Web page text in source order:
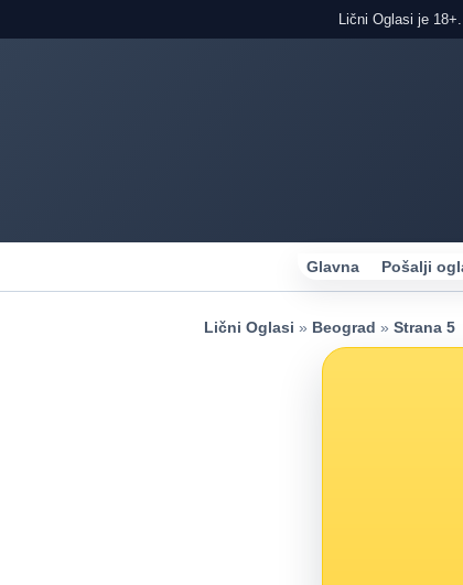
Lični Oglasi je
Glavna Pošalji
Lični Oglasi » Beograd » Strana 5